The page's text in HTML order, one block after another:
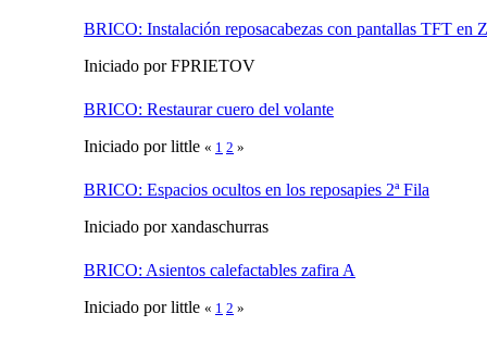
BRICO: Instalación reposacabezas con pantallas TFT en
Iniciado por FPRIETOV
BRICO: Restaurar cuero del volante
Iniciado por little « 1 2 »
BRICO: Espacios ocultos en los reposapies 2ª Fila
Iniciado por xandaschurras
BRICO: Asientos calefactables zafira A
Iniciado por little « 1 2 »